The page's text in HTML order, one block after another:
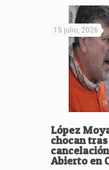
15 julio, 2026
López
chocan
Abierto en